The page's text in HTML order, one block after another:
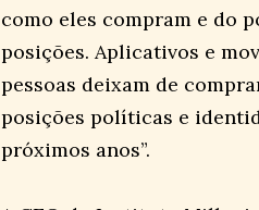
como eles compram e do
posições. Aplicativos e
pessoas deixam de
posições políticas e
próximos anos”.